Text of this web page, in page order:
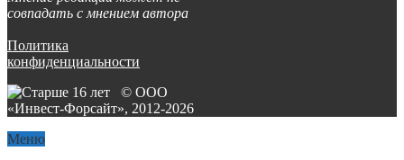
совпадать с мнением автора
Политика
конфиденциальности
© ООО
«Инвест-Форсайт», 2012-2026
Меню